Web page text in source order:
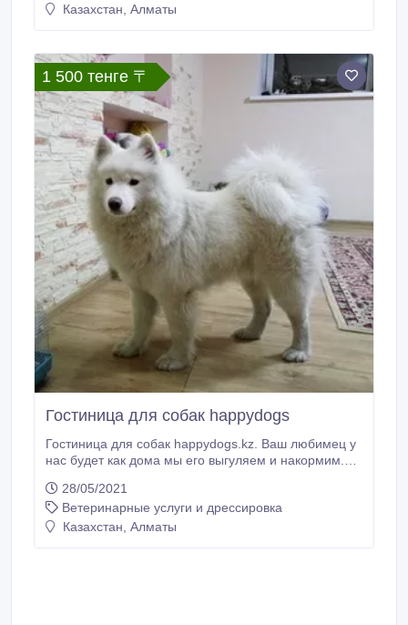
желанию возможна социализация и дрессировка.
Казахстан, Алматы
1 500 тенге 〒
Гостиница для собак happydogs
Гостиница для собак happydogs.kz. Ваш любимец у
нас будет как дома мы его выгуляем и накормим.
вместе с нами. Учтем все Ваши пожелания
касательно питания вашего любимца. По Вашему
желанию возможна социализация и дрессировка.
28/05/2021
Ветеринарные услуги и дрессировка
Казахстан, Алматы